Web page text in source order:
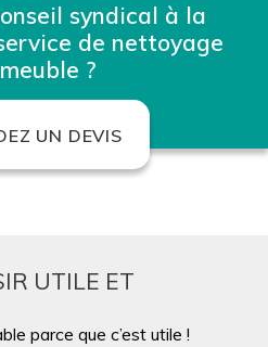
syndical à la
de nettoyage
?
UN DEVIS
UTILE ET
parce que c’est utile !